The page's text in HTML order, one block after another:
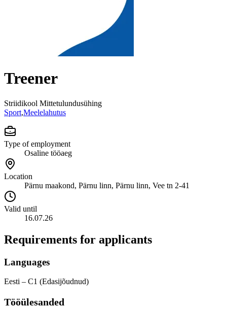
Treener
Striidikool Mittetulundusühing
Sport,Meelelahutus
Type of employment
Osaline tööaeg
Location
Pärnu maakond, Pärnu linn, Pärnu linn, Vee tn 2-41
Valid until
16.07.26
Requirements for applicants
Languages
Eesti – C1 (Edasijõudnud)
Tööülesanded